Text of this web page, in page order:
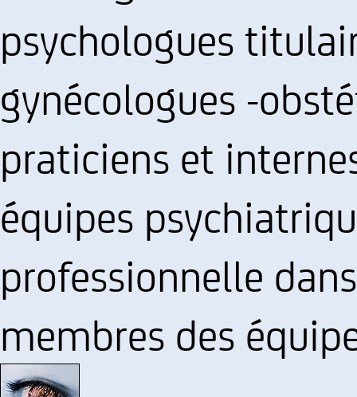
psychologues
gynécologues -
praticiens et
équipes
professionnelle
membres des